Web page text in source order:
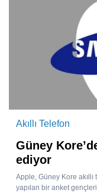
Akıllı Telefon
Güney
ediyor
Apple, Güney Kore
yapılan bir anket